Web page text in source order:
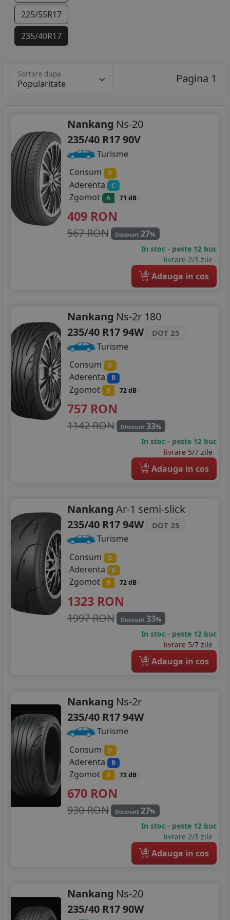
225/55R17
235/40R17
245/45R17
245/40R18
245/45R18
255/35R18
255/40R18
245/40R19
245/45R19
255/30R19
255/35R19
295/35R19
245/35R20
245/40R20
265/35R20
275/30R20
275/35R20
Sortare dupa Pagina 1
Nankang Ns-20
235/40 R17 90V
Turisme
Consum
D
Aderenta C
Zgomot A 71 dB
409 RON
567 RON Discount 27%
In stoc - peste 12 buc
livrare 2/3 zile
4 Adauga in cos
Nankang Ns-2r 180
235/40 R17 94W
DOT 25
Turisme
Consum
D
Aderenta B
Zgomot B 72 dB
757 RON
1142 RON Discount 33%
In stoc - peste 12 buc
livrare 5/7 zile
4 Adauga in cos
Nankang Ar-1 semi-slick
235/40 R17 94W
DOT 25
Turisme
Consum
D
Aderenta D
Zgomot B 72 dB
1323 RON
1997 RON Discount 33%
In stoc - peste 12 buc
livrare 5/7 zile
4 Adauga in cos
Nankang Ns-2r
235/40 R17 94W
Turisme
Consum
D
Aderenta B
Zgomot B 72 dB
670 RON
930 RON Discount 27%
In stoc - peste 12 buc
livrare 2/3 zile
4 Adauga in cos
Nankang Ns-20
235/40 R17 90W